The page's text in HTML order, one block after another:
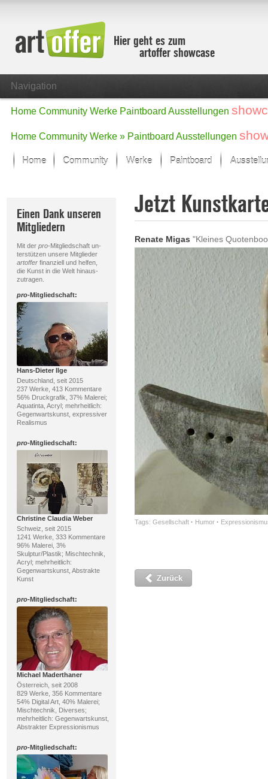
Hier geht es zum
artoffer showcase
Navigation
Home Community Werke Paintboard Ausstellungen
Home Community Werke » Paintboard Ausstellungen
Home Community Werke
Der letzte Monat im Fokus
Alle Fokus-Werke
Fokus-Werke
Neue Werke – Auswahl
Alle neuen Werke
Paintboard
Einen Dank unseren
Mitgliedern
Mit der pro-Mitgliedschaft un-
terstützen unsere Mitglieder
artofferfinanziell und helfen,
die Kunst in die Welt hinaus-
zutragen.
pro-Mitgliedschaft:
Hans-Dieter Ilge
Deutschland, seit 2015
237 Werke, 413 Kommentare
56% Druckgrafik, 37% Malerei;
Aquatinta, Acryl; mehrheitlich:
Gegenwartskunst, expressiver
Realismus
pro-Mitgliedschaft:
Christine Claudia Weber
Schweiz, seit 2015
1241 Werke, 333 Kommentare
96% Malerei, 3%
Skulptur/Plastik; Mischtechnik,
Acryl; mehrheitlich:
Gegenwartskunst, Abstrakte
Kunst
pro-Mitgliedschaft:
Michael Maderthaner
Österreich, seit 2008
829 Werke, 356 Kommentare
54% Digital Art, 40% Malerei;
Mischtechnik, Diverses;
mehrheitlich: Gegenwartskunst,
Abstrakter Expressionismus
pro-Mitgliedschaft:
Jetzt
Renate Migas "Kleines
Tags: Gesellschaft · Humor ·
Zurück